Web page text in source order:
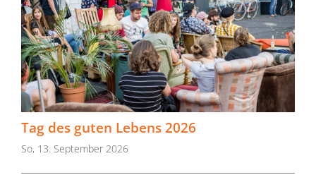
Tag des guten Lebens 2026
So, 13. September 2026